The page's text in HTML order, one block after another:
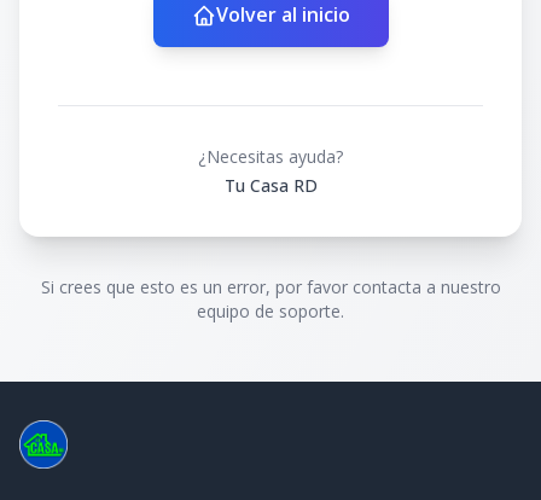
Volver al inicio
¿Necesitas ayuda?
Tu Casa RD
Si crees que esto es un error, por favor contacta a nuestro
equipo de soporte.